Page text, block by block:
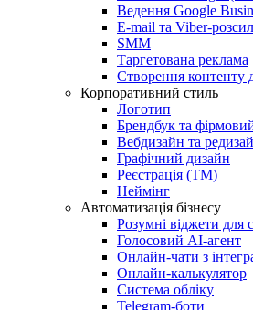
Ведення Google
E-mail та Viber-
SMM
Таргетована реклама
Створення контенту
Корпоративний стиль
Логотип
Брендбук та
Вебдизайн та
Графічний дизайн
Реєстрація (ТМ)
Неймінг
Автоматизація бізнесу
Розумні віджети для
Голосовий АІ-агент
Онлайн-чати з
Онлайн-калькулятор
Система обліку
Telegram-боти